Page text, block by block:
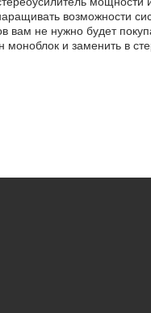
возможности
не нужно будет
и заменить в